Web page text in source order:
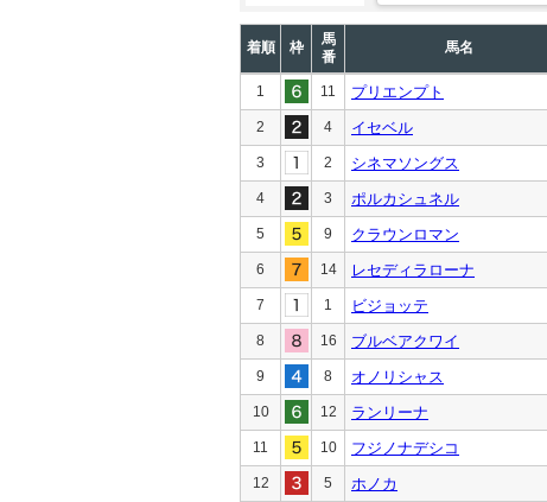
着順 枠
馬
番
馬名
1 11 プリエンプト
2 4 イセベル
3 2 シネマソングス
4 3 ポルカシュネル
5 9 クラウンロマン
6 14 レセディラローナ
7 1 ビジョッテ
8 16 ブルベアクワイ
9 8 オノリシャス
10 12 ランリーナ
11 10 フジノナデシコ
12 5 ホノカ